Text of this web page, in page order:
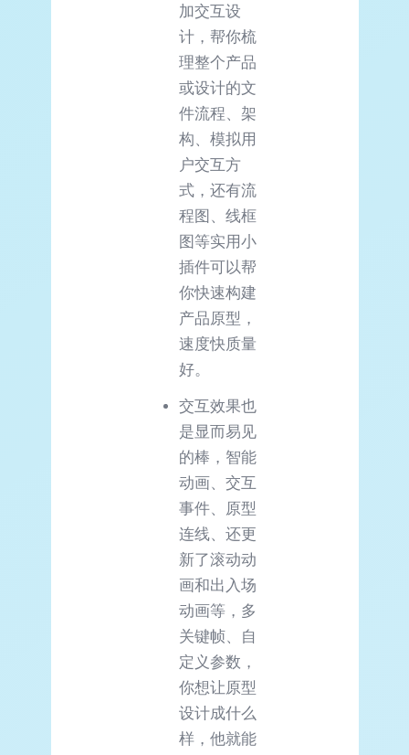
加交互设
计，帮你梳
理整个产品
或设计的文
件流程、架
构、模拟用
户交互方
式，还有流
程图、线框
图等实用小
插件可以帮
你快速构建
产品原型，
速度快质量
好。
交互效果也
是显而易见
的棒，智能
动画、交互
事件、原型
连线、还更
新了滚动动
画和出入场
动画等，多
关键帧、自
定义参数，
你想让原型
设计成什么
样，他就能